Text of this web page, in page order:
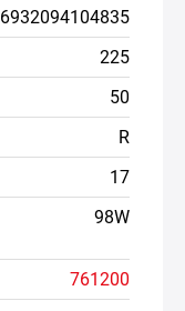
6932094104835
225
50
R
17
98W
761200